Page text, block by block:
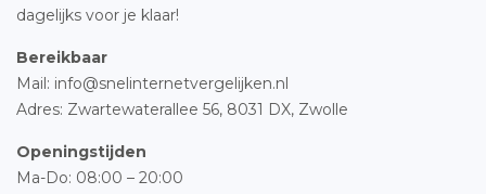
dagelijks voor je klaar!
Bereikbaar
Mail: info@snelinternetvergelijken.nl
Adres: Zwartewaterallee 56, 8031 DX, Zwolle
Openingstijden
Ma-Do: 08:00 – 20:00